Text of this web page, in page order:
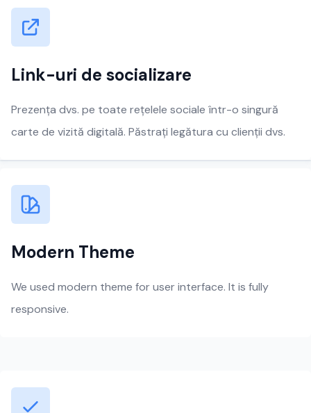
Link-uri de socializare
Prezența dvs. pe toate rețelele sociale într-o singură
carte de vizită digitală. Păstrați legătura cu clienții dvs.
Modern Theme
We used modern theme for user interface. It is fully
responsive.